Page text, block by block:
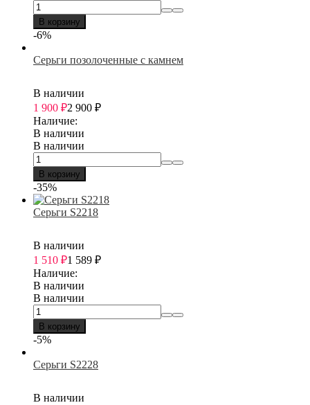
В корзину
-6%
Серьги позолоченные с камнем
В наличии
1 900 ₽2 900 ₽
Наличие:
В наличии
В наличии
В корзину
-35%
Серьги S2218
В наличии
1 510 ₽1 589 ₽
Наличие:
В наличии
В наличии
В корзину
-5%
Серьги S2228
В наличии